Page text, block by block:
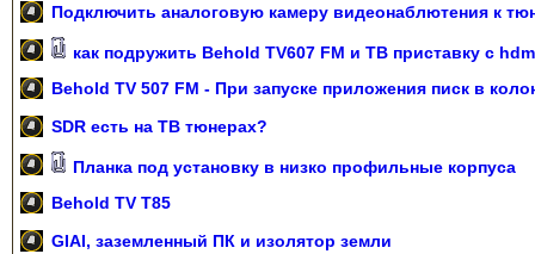
Подключить аналоговую камеру видеонаблютения к
как подружить Behold TV607 FM и ТВ приставку с
Behold TV 507 FM - При запуске приложения писк в
SDR есть на ТВ тюнерах?
Планка под установку в низко профильные корпуса
Behold TV T85
GIAI, заземленный ПК и изолятор земли